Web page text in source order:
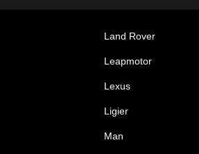
Land Rover
Leapmotor
Lexus
Ligier
Man